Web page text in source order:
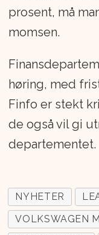
prosent, må
momsen.
høring, med
Finfo er stekt
de også vil gi
departementet.
NYHETER
VOLKSWAGEN